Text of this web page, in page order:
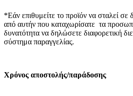
*Εάν επιθυμείτε το προϊόν να σταλεί σε
από αυτήν που καταχωρίσατε τα
δυνατότητα να δηλώσετε διαφορετική
σύστημα παραγγελίας.
Χρόνος αποστολής/παράδοσης